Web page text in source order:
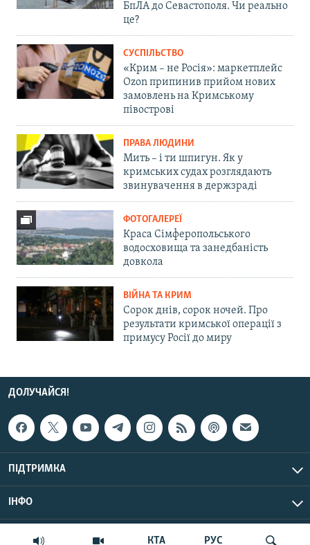
КТА РУС
БпЛА до Севастополя. Чи реально
це?
СУСПІЛЬСТВО
«Крим – не Росія»: маркетплейс
Ozon припинив прийом нових
замовлень на Кримському
півострові
ПРАВА ЛЮДИНИ
Мить – і ти шпигун. Як у
кримських судах розглядають
звинувачення в держзраді
ФОТОГАЛЕРЕЇ
Краса Сімферопольського
водосховища та занедбаність
довкола
ВІЙНА ТА КРИМ
Сорок днів, сорок ночей. Про
результати кримської операції з
примусу Росії до миру
ДОЛУЧАЙСЯ!
ПІДТРИМКА
ІНФО
© Крим.Реалії, 2026 | Усі права застережено.